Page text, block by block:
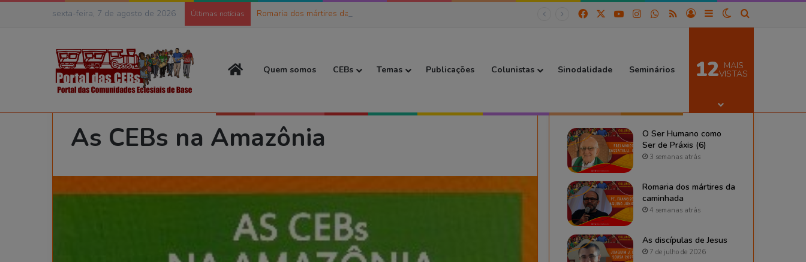
sexta-feira, 7 de agosto de 2026 Últimas notícias Romaria dos mártires da caminhada Facebook YouTubeInstagramWhatsApp
RSS Entrar Barra Lateral
Switch skin
Procurar por
Página Inicial
Quem somos CEBs Temas Publicações Colunistas Sinodalidade Seminários 12 MAIS
VISTAS
As CEBs na Amazônia
O Ser Humano como
Ser de Práxis (6)
3 semanas atrás
Romaria dos mártires da
caminhada
4 semanas atrás
As discípulas de Jesus
7 de julho de 2026